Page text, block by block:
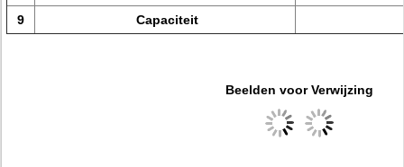
9
Capaciteit
Beelden voor Verwijzing